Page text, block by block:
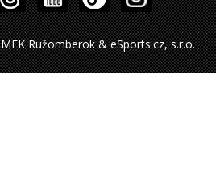
Ružomberok & eSports.cz, s.r.o.